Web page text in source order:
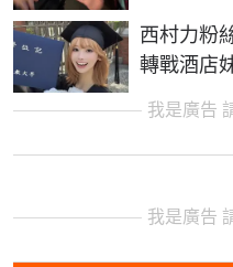
西村力粉
轉戰酒店
我是廣告
我是廣告